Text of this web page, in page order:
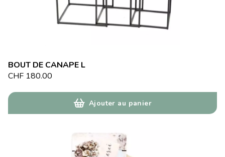
BOUT DE CANAPE L
CHF 180.00
Ajouter au panier